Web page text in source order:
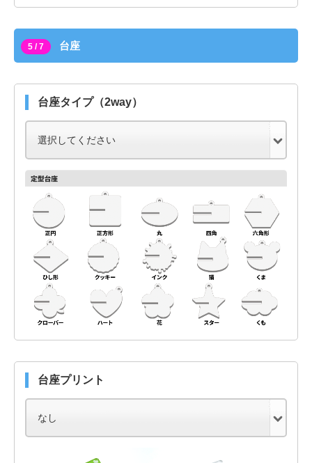
5 / 7 台座
台座タイプ（2way）
台座プリント